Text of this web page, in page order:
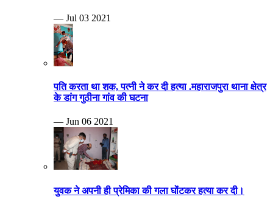
— Jul 03 2021
पति करता था शक, पत्नी ने कर दी हत्या .महाराजपुरा थाना क्षेत्र
के डांग गुठीना गांव की घटना
— Jun 06 2021
युवक ने अपनी ही प्रेमिका की गला घोंटकर हत्या कर दी।